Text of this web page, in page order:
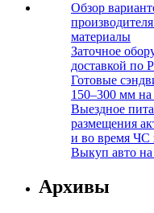
Обзор
материалы
Заточное
доставкой по
Готовые
150–300 мм
Выездное
размещения
и во время ЧС
Выкуп авто на
Архивы